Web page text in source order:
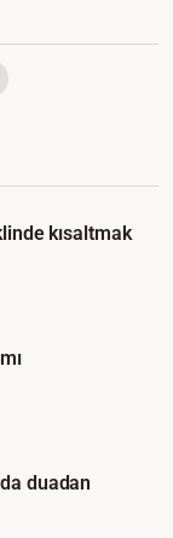
kısaltmak
duadan